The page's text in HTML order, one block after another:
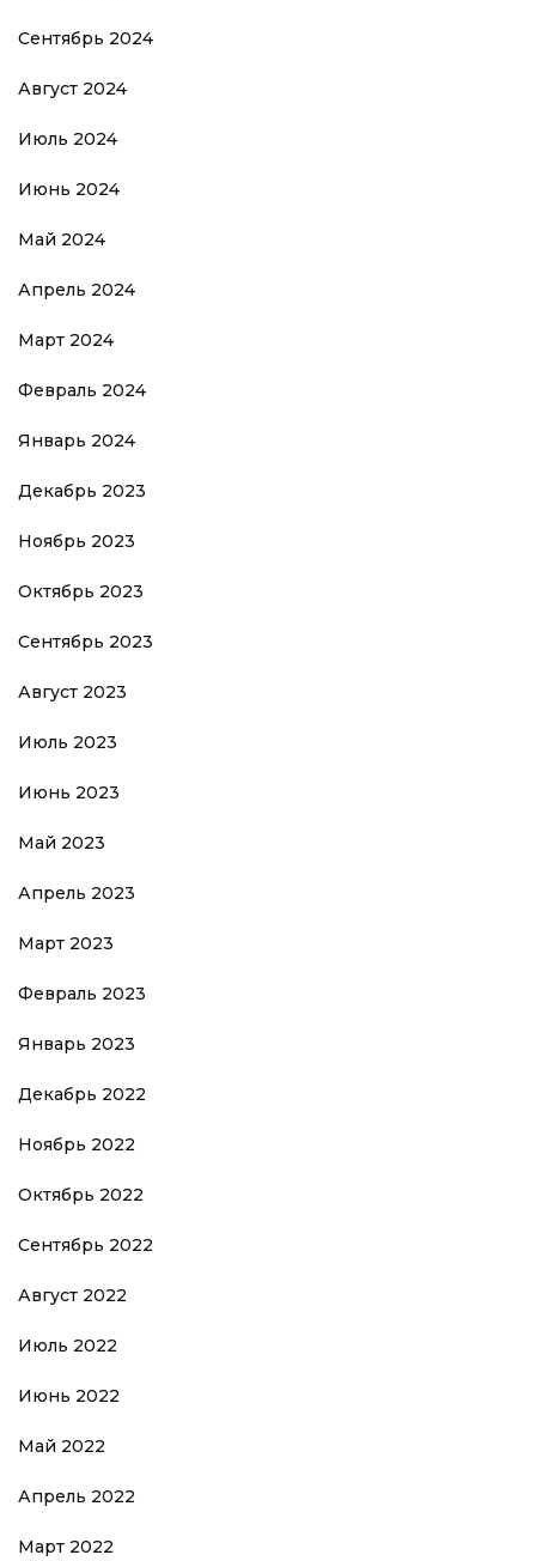
Сентябрь 2024
Август 2024
Июль 2024
Июнь 2024
Май 2024
Апрель 2024
Март 2024
Февраль 2024
Январь 2024
Декабрь 2023
Ноябрь 2023
Октябрь 2023
Сентябрь 2023
Август 2023
Июль 2023
Июнь 2023
Май 2023
Апрель 2023
Март 2023
Февраль 2023
Январь 2023
Декабрь 2022
Ноябрь 2022
Октябрь 2022
Сентябрь 2022
Август 2022
Июль 2022
Июнь 2022
Май 2022
Апрель 2022
Март 2022